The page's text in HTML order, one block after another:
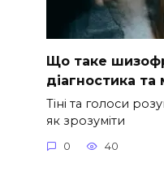
Що таке
діагностика
Тіні та голоси
як зрозуміти
0 40